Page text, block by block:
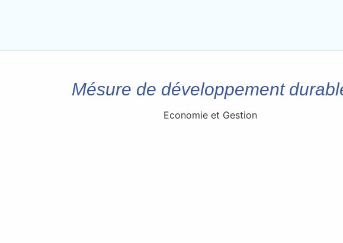
Mésure de développement
Economie et Gestion